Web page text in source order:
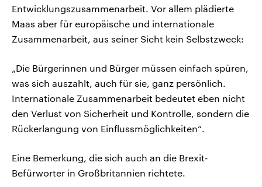
Entwicklungszusammenarbeit. Vor allem plädierte
Maas aber für europäische und internationale
Zusammenarbeit, aus seiner Sicht kein Selbstzweck:
„Die Bürgerinnen und Bürger müssen einfach spüren,
was sich auszahlt, auch für sie, ganz persönlich.
Internationale Zusammenarbeit bedeutet eben nicht
den Verlust von Sicherheit und Kontrolle, sondern die
Rückerlangung von Einflussmöglichkeiten“.
Eine Bemerkung, die sich auch an die Brexit-
Befürworter in Großbritannien richtete.